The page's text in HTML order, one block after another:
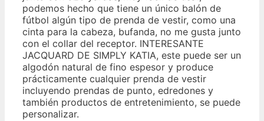
podemos hecho que tiene un único balón de
fútbol algún tipo de prenda de vestir, como una
cinta para la cabeza, bufanda, no me gusta junto
con el collar del receptor. INTERESANTE
JACQUARD DE SIMPLY KATIA, este puede ser un
algodón natural de fino espesor y produce
prácticamente cualquier prenda de vestir
incluyendo prendas de punto, edredones y
también productos de entretenimiento, se puede
personalizar.